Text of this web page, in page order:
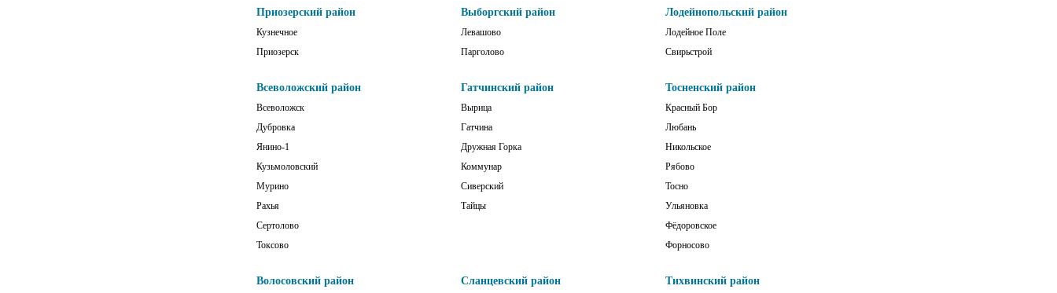
Приозерский район
Кузнечное
Приозерск
Выборгский район
Левашово
Парголово
Лодейнопольский район
Лодейное Поле
Свирьстрой
Всеволожский район
Всеволожск
Дубровка
Янино-1
Кузьмоловский
Мурино
Рахья
Сертолово
Токсово
Гатчинский район
Вырица
Гатчина
Дружная Горка
Коммунар
Сиверский
Тайцы
Тосненский район
Красный Бор
Любань
Никольское
Рябово
Тосно
Ульяновка
Фёдоровское
Форносово
Волосовский район Сланцевский район Тихвинский район